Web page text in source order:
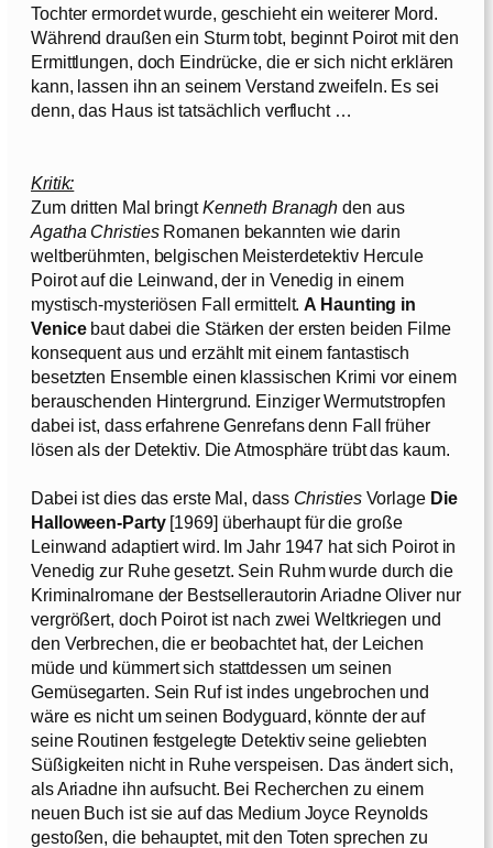
Tochter ermordet wurde, geschieht ein weiterer Mord.
Während draußen ein Sturm tobt, beginnt Poirot mit den
Ermittlungen, doch Eindrücke, die er sich nicht erklären
kann, lassen ihn an seinem Verstand zweifeln. Es sei
denn, das Haus ist tatsächlich verflucht …
Kritik:
Zum dritten Mal bringtKenneth Branaghden aus
Agatha Christies Romanen bekannten wie darin
weltberühmten, belgischen Meisterdetektiv Hercule
Poirot auf die Leinwand, der in Venedig in einem
mystisch-mysteriösen Fall ermittelt.A Haunting in
Venice baut dabei die Stärken der ersten beiden Filme
konsequent aus und erzählt mit einem fantastisch
besetzten Ensemble einen klassischen Krimi vor einem
berauschenden Hintergrund. Einziger Wermutstropfen
dabei ist, dass erfahrene Genrefans denn Fall früher
lösen als der Detektiv. Die Atmosphäre trübt das kaum.
Dabei ist dies das erste Mal, dass Christies Vorlage Die
Halloween-Party[1969] überhaupt für die große
Leinwand adaptiert wird. Im Jahr 1947 hat sich Poirot in
Venedig zur Ruhe gesetzt. Sein Ruhm wurde durch die
Kriminalromane der Bestsellerautorin Ariadne Oliver nur
vergrößert, doch Poirot ist nach zwei Weltkriegen und
den Verbrechen, die er beobachtet hat, der Leichen
müde und kümmert sich stattdessen um seinen
Gemüsegarten. Sein Ruf ist indes ungebrochen und
wäre es nicht um seinen Bodyguard, könnte der auf
seine Routinen festgelegte Detektiv seine geliebten
Süßigkeiten nicht in Ruhe verspeisen. Das ändert sich,
als Ariadne ihn aufsucht. Bei Recherchen zu einem
neuen Buch ist sie auf das Medium Joyce Reynolds
gestoßen, die behauptet, mit den Toten sprechen zu